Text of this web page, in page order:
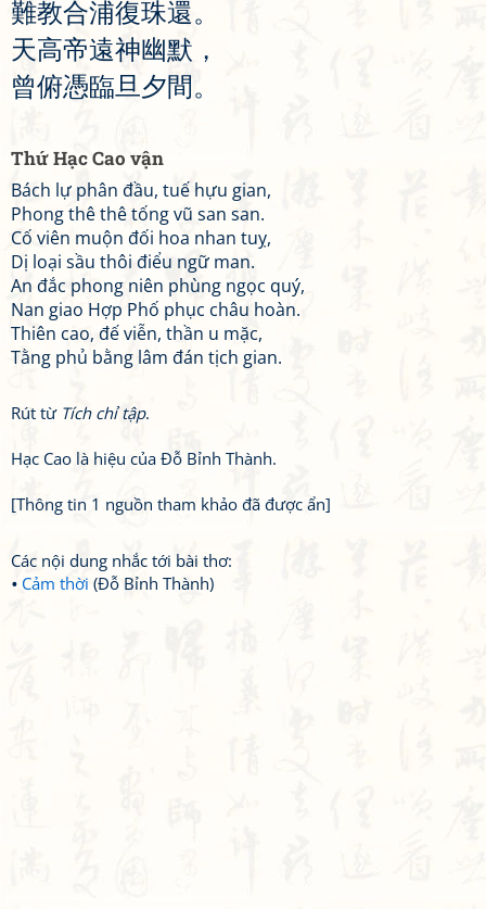
難教合浦復珠還。
天高帝遠神幽默 ，
曾俯憑臨 旦 夕間。
Thứ Hạc Cao vận
Bách lự phân đầu, tuế hựu gian,
Phong thê thê tống vũ san san.
Cố viên muộn đối hoa nhan tuỵ,
Dị loại sầu thôi điểu ngữ man.
An đắc phong niên phùng ngọc quý,
Nan giao Hợp Phố phục châu hoàn.
Thiên cao, đế viễn, thần u mặc,
Tằng phủ bằng lâm đán tịch gian.
Rút từ Tích chỉ tập.
Hạc Cao là hiệu của Đỗ Bỉnh Thành.
[Thông tin 1 nguồn tham khảo đã được ẩn]
Các nội dung nhắc tới bài thơ:
Cảm thời (Đỗ Bỉnh Thành)